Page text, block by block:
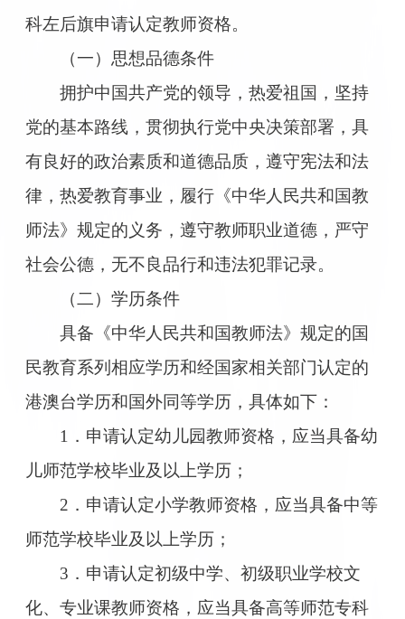
科左后旗申请认定教师资格。
（一）思想品德条件
拥护中国共产党的领导，热爱祖国，坚持
党的基本路线，贯彻执行党中央决策部署，具
有良好的政治素质和道德品质，遵守宪法和法
律，热爱教育事业，履行《中华人民共和国教
师法》规定的义务，遵守教师职业道德，严守
社会公德，无不良品行和违法犯罪记录。
（二）学历条件
具备《中华人民共和国教师法》规定的国
民教育系列相应学历和经国家相关部门认定的
港澳台学历和国外同等学历，具体如下：
1．申请认定幼儿园教师资格，应当具备幼
儿师范学校毕业及以上学历；
2．申请认定小学教师资格，应当具备中等
师范学校毕业及以上学历；
3．申请认定初级中学、初级职业学校文
化、专业课教师资格，应当具备高等师范专科